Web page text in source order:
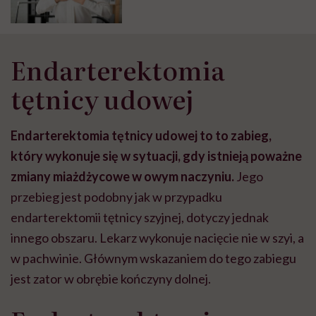
Endarterektomia
tętnicy udowej
Endarterektomia tętnicy udowej to to zabieg,
który wykonuje się w sytuacji, gdy istnieją poważne
zmiany miażdżycowe w owym naczyniu. Jego
przebieg jest podobny jak w przypadku
endarterektomii tętnicy szyjnej, dotyczy jednak
innego obszaru. Lekarz wykonuje nacięcie nie w szyi, a
w pachwinie. Głównym wskazaniem do tego zabiegu
jest zator w obrębie kończyny dolnej.